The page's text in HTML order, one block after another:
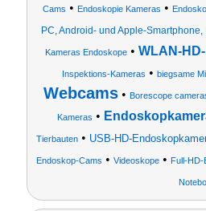
Cams • Endoskopie Kameras •
PC, Android- und Apple-Smartphone,
Kameras Endoskope• WLAN-
Inspektions-Kameras • biegsame
Webcams• Borescope
Kameras •
Tierbauten • USB-HD-
Endoskop-Cams • Videoskope • Full-HD-